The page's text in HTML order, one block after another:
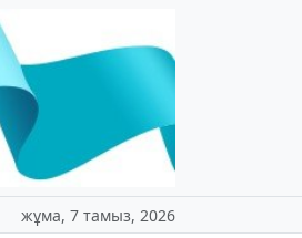
жұма, 7 тамыз, 2026